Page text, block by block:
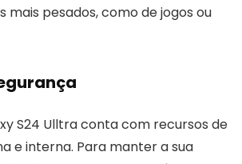
mais pesados, como de jogos ou
S24 Ulltra conta com recursos de
e interna. Para manter a sua